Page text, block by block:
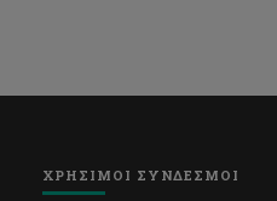
ΧΡΗΣΙΜΟΙ ΣΥΝΔΕΣΜΟΙ